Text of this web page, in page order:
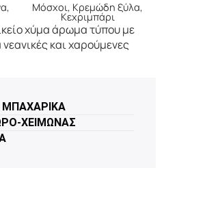
Μόσχοι, Κρεμώδη ξύλα,
Κεχριμπάρι
χύμα άρωμα τύπου με
και χαρούμενες
ΧΕΙΜΩΝΑΣ